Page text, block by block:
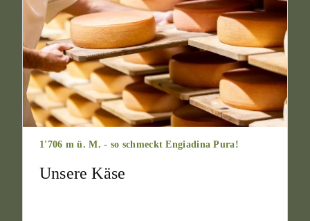
1'706 m ü. M. - so schmeckt Engiadina Pura!
Unsere Käse